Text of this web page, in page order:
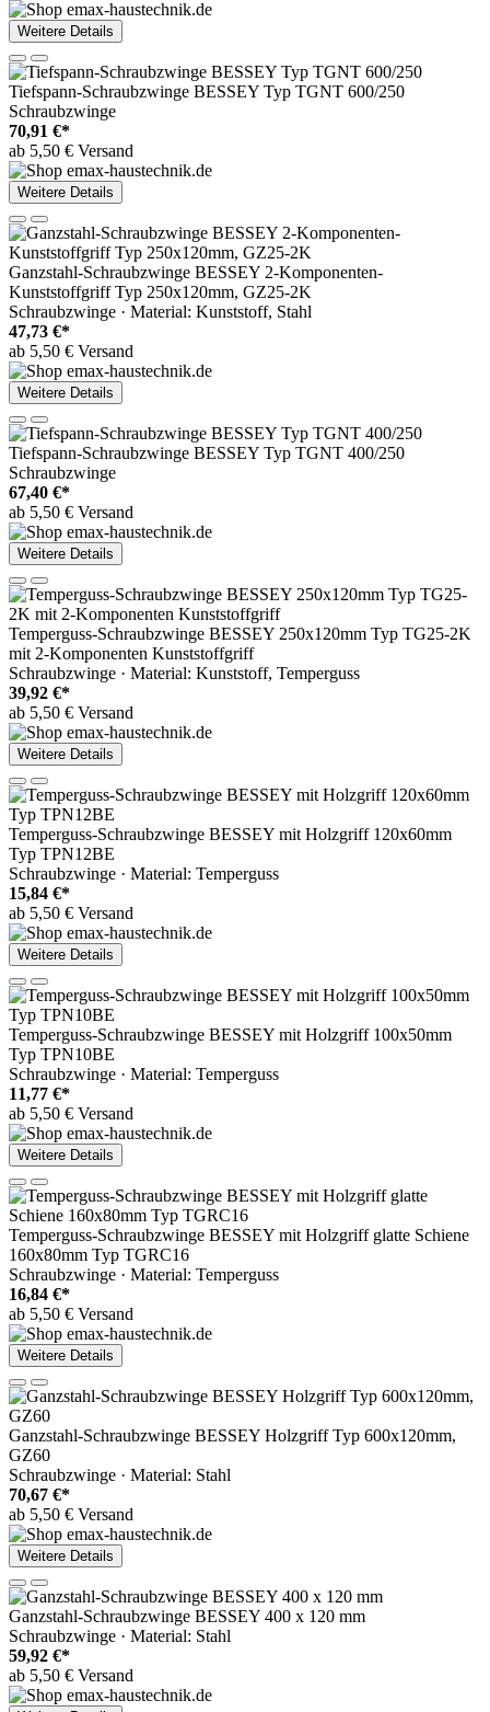
Weitere Details
Tiefspann-Schraubzwinge BESSEY Typ TGNT 600/250
Schraubzwinge
70,91 €*
ab 5,50 € Versand
Weitere Details
Ganzstahl-Schraubzwinge BESSEY 2-Komponenten-
Kunststoffgriff Typ 250x120mm, GZ25-2K
Schraubzwinge · Material: Kunststoff, Stahl
47,73 €*
ab 5,50 € Versand
Weitere Details
Tiefspann-Schraubzwinge BESSEY Typ TGNT 400/250
Schraubzwinge
67,40 €*
ab 5,50 € Versand
Weitere Details
Temperguss-Schraubzwinge BESSEY 250x120mm Typ TG25-2K
mit 2-Komponenten Kunststoffgriff
Schraubzwinge · Material: Kunststoff, Temperguss
39,92 €*
ab 5,50 € Versand
Weitere Details
Temperguss-Schraubzwinge BESSEY mit Holzgriff 120x60mm
Typ TPN12BE
Schraubzwinge · Material: Temperguss
15,84 €*
ab 5,50 € Versand
Weitere Details
Temperguss-Schraubzwinge BESSEY mit Holzgriff 100x50mm
Typ TPN10BE
Schraubzwinge · Material: Temperguss
11,77 €*
ab 5,50 € Versand
Weitere Details
Temperguss-Schraubzwinge BESSEY mit Holzgriff glatte Schiene
160x80mm Typ TGRC16
Schraubzwinge · Material: Temperguss
16,84 €*
ab 5,50 € Versand
Weitere Details
Ganzstahl-Schraubzwinge BESSEY Holzgriff Typ 600x120mm,
GZ60
Schraubzwinge · Material: Stahl
70,67 €*
ab 5,50 € Versand
Weitere Details
Ganzstahl-Schraubzwinge BESSEY 400 x 120 mm
Schraubzwinge · Material: Stahl
59,92 €*
ab 5,50 € Versand